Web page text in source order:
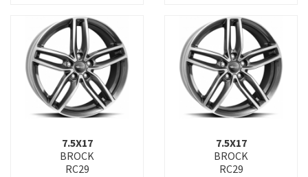
7.5X17
BROCK
RC29
7.5X17
BROCK
RC29